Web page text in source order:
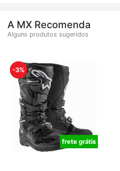
A MX Recomenda
Alguns produtos sugeridos
-3%
frete grátis